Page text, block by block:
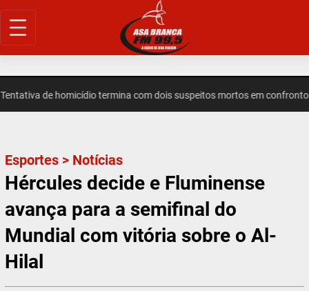
Pular
para
de homicídio termina com dois suspeitos mortos em confronto
Esportes > Notícias
Hércules decide e Fluminense
avança para a semifinal do
Mundial com vitória sobre o Al-
Hilal